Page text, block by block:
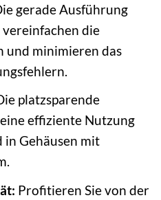
gerade Ausführung
die
und minimieren das
platzsparende
effiziente Nutzung
Gehäusen mit
Profitieren Sie von der